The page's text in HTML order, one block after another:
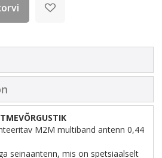
M2M multiband antenn 0,44
seinaantenn, mis on spetsiaalselt